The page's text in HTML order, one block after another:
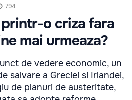
794
o criza fara
mai urmeaza?
de vedere economic, un
salvare a Greciei si Irlandei,
de planuri de austeritate,